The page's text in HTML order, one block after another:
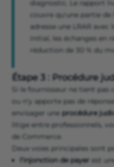
diagnostic. Le rapport
couvre qu'une partie
adresse une LRAR avec
initial, les échanges en
réduction de 30 % du
Étape 3 : Procédure
Si le fournisseur ne tient
ou n’y apporte pas de
envisager une procédure
litige entre professionnels,
de Commerce.
Deux voies principales sont
l'injonction de payer est